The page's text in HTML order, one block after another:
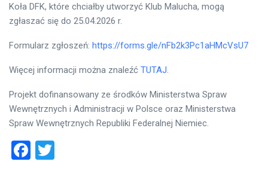
Koła DFK, które chciałby utworzyć Klub Malucha, mogą
zgłaszać się do 25.04.2026 r.
Formularz zgłoszeń: https://forms.gle/nFb2k3Pc1aHMcVsU7
Więcej informacji można znaleźć TUTAJ.
Projekt dofinansowany ze środków Ministerstwa Spraw
Wewnętrznych i Administracji w Polsce oraz Ministerstwa
Spraw Wewnętrznych Republiki Federalnej Niemiec.
Facebook